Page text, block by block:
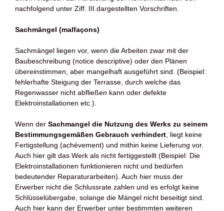
nachfolgend unter Ziff. III.dargestellten Vorschriften.
Sachmängel (malfaçons)
Sachmängel liegen vor, wenn die Arbeiten zwar mit der
Baubeschreibung (notice descriptive) oder den Plänen
übereinstimmen, aber mangelhaft ausgeführt sind. (Beispiel:
fehlerhafte Steigung der Terrasse, durch welche das
Regenwasser nicht abfließen kann oder defekte
Elektroinstallationen etc.).
Wenn der Sachmangel die Nutzung des Werks zu seinem
Bestimmungsgemäßen Gebrauch verhindert , liegt keine
Fertigstellung (achèvement) und mithin keine Lieferung vor.
Auch hier gilt das Werk als nicht fertiggestellt (Beispiel: Die
Elektroinstallationen funktionieren nicht und bedürfen
bedeutender Reparaturarbeiten). Auch hier muss der
Erwerber nicht die Schlussrate zahlen und es erfolgt keine
Schlüsselübergabe, solange die Mängel nicht beseitigt sind.
Auch hier kann der Erwerber unter bestimmten weiteren